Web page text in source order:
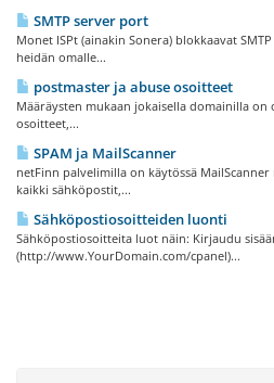
SMTP server port
Monet ISPt (ainakin Sonera) blokkaavat
heidän omalle...
postmaster ja abuse osoitteet
Määräysten mukaan jokaisella domainilla on
osoitteet,...
SPAM ja MailScanner
netFinn palvelimilla on käytössä MailScanner
kaikki sähköpostit,...
Sähköpostiosoitteiden luonti
Sähköpostiosoitteita luot näin: Kirjaudu
(http://www.YourDomain.com/cpanel)...